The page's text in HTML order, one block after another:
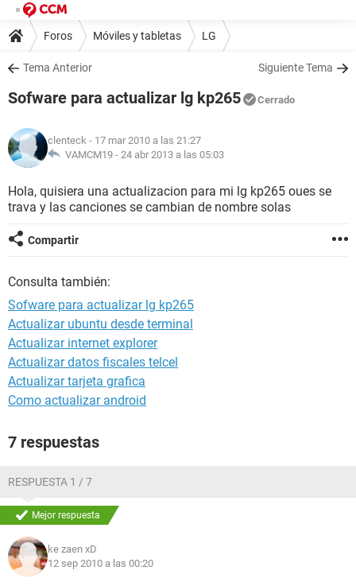
Foros Móviles y tabletas LG
Tema Anterior Siguiente Tema
Sofware para actualizar lg kp265 Cerrado
clenteck - 17 mar 2010 a las 21:27
VAMCM19 - 24 abr 2013 a las 05:03
Hola, quisiera una actualizacion para mi lg kp265 oues se
trava y las canciones se cambian de nombre solas
Compartir
Consulta también:
Sofware para actualizar lg kp265
Actualizar ubuntu desde terminal
Actualizar internet explorer
Actualizar datos fiscales telcel
Actualizar tarjeta grafica
Como actualizar android
7 respuestas
RESPUESTA 1 / 7
Mejor respuesta
ke zaen xD
12 sep 2010 a las 00:20